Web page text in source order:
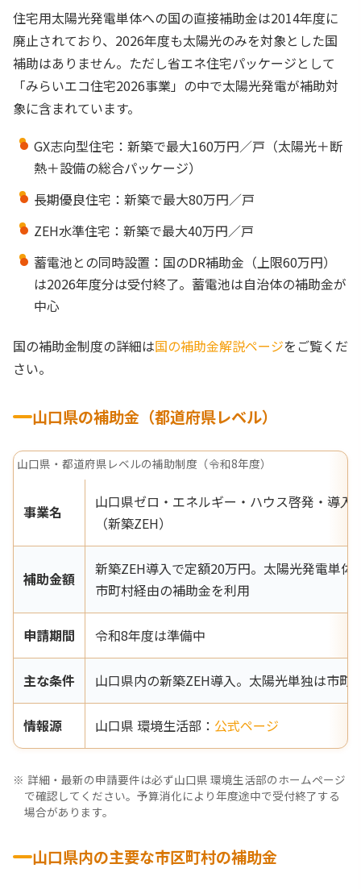
住宅用太陽光発電単体への国の直接補助金は2014年度に
廃止されており、2026年度も太陽光のみを対象とした国
補助はありません。ただし省エネ住宅パッケージとして
「みらいエコ住宅2026事業」の中で太陽光発電が補助対
象に含まれています。
GX志向型住宅：新築で最大160万円／戸（太陽光＋断
熱＋設備の総合パッケージ）
長期優良住宅：新築で最大80万円／戸
ZEH水準住宅：新築で最大40万円／戸
蓄電池との同時設置：国のDR補助金（上限60万円）
は2026年度分は受付終了。蓄電池は自治体の補助金が
中心
国の補助金制度の詳細は国の補助金解説ページをご覧くだ
さい。
山口県の補助金（都道府県レベル）
山口県・都道府県レベルの補助制度（令和8年度）
事業名
山口県ゼロ・エネルギー・ハウス啓発・導入
（新築ZEH）
補助金額
新築ZEH導入で定額20万円。太陽光発電単体
市町村経由の補助金を利用
申請期間 令和8年度は準備中
主な条件 山口県内の新築ZEH導入。太陽光単独は市町
情報源 山口県 環境生活部： 公式ページ
詳細・最新の申請要件は必ず山口県 環境生活部のホームページ
で確認してください。予算消化により年度途中で受付終了する
場合があります。
山口県内の主要な市区町村の補助金